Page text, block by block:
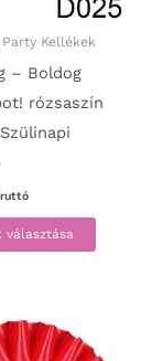
Kellékek
– Boldog
rózsaszín
választása
Ennek
a